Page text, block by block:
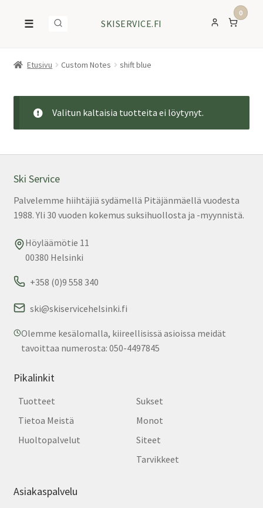
☰ SKISERVICE.FI
0
Etusivu Custom Notes shift blue
Valitun kaltaisia tuotteita ei löytynyt.
Ski Service
Palvelemme hiihtäjiä sydämellä Pitäjänmäellä vuodesta
1988. Yli 30 vuoden kokemus suksihuollosta ja -myynnistä.
Höyläämötie 11
00380 Helsinki
+358 (0)9 558 340
ski@skiservicehelsinki.fi
Olemme kesälomalla, kiireellisissä asioissa meidät
tavoittaa numerosta: 050-4497845
Pikalinkit
Tuotteet
Tietoa Meistä
Huoltopalvelut
Sukset
Monot
Siteet
Tarvikkeet
Asiakaspalvelu